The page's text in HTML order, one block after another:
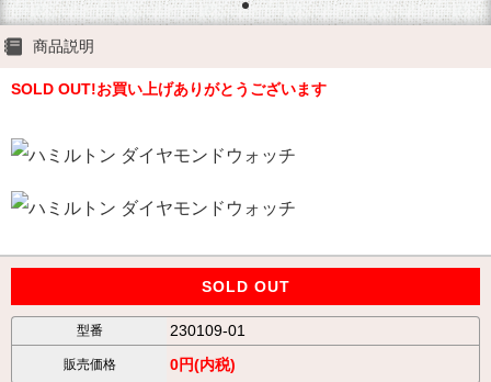
商品説明
SOLD OUT!お買い上げありがとうございます
SOLD OUT
型番 230109-01
販売価格 0円(内税)